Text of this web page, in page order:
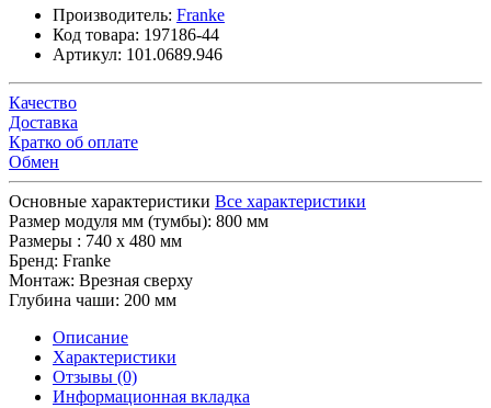
Производитель: Franke
Код товара: 197186-44
Артикул: 101.0689.946
Качество
Доставка
Кратко об оплате
Обмен
Основные характеристики Все характеристики
Размер модуля мм (тумбы): 800 мм
Размеры : 740 х 480 мм
Бренд: Franke
Монтаж: Врезная сверху
Глубина чаши: 200 мм
Описание
Характеристики
Отзывы (0)
Информационная вкладка